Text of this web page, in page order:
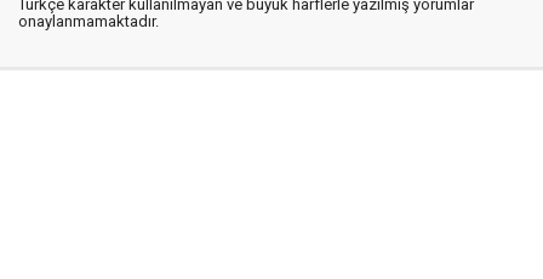
Türkçe karakter kullanılmayan ve büyük harflerle yazılmış yorumlar
onaylanmamaktadır.